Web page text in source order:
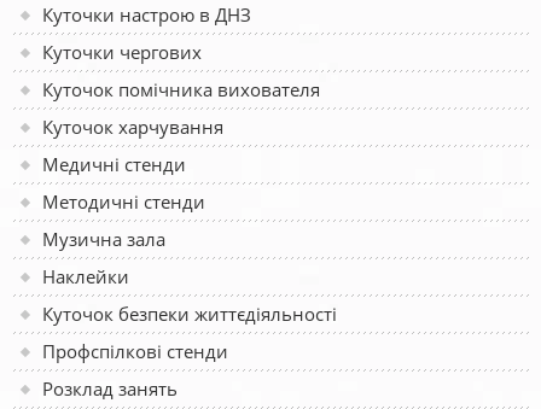
Куточки настрою в ДНЗ
Куточки чергових
Куточок помічника вихователя
Куточок харчування
Медичні стенди
Методичні стенди
Музична зала
Наклейки
Куточок безпеки життєдіяльності
Профспілкові стенди
Розклад занять